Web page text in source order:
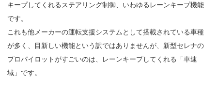
キープしてくれるステアリング制御、いわゆるレーンキープ機能
です。
これも他メーカーの運転支援システムとして搭載されている車種
が多く、目新しい機能という訳ではありませんが、新型セレナの
プロパイロットがすごいのは、レーンキープしてくれる「車速
域」です。